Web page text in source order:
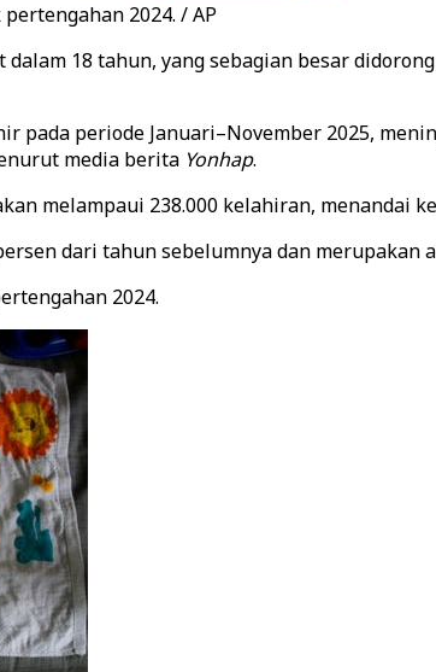
2024. / AP
18 tahun, yang sebagian besar
pada periode Januari–November 2025,
media berita Yonhap.
melampaui 238.000 kelahiran, menandai
dari tahun sebelumnya dan
2024.